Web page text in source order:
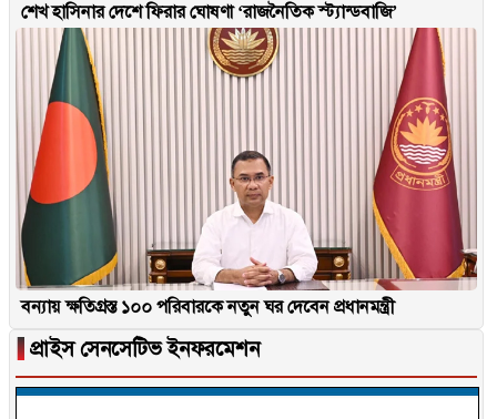
শেখ হাসিনার দেশে ফিরার ঘোষণা ‘রাজনৈতিক স্ট্যান্ডবাজি’
বন্যায় ক্ষতিগ্রস্ত ১০০ পরিবারকে নতুন ঘর দেবেন প্রধানমন্ত্রী
▐ প্রাইস সেনসেটিভ ইনফরমেশন